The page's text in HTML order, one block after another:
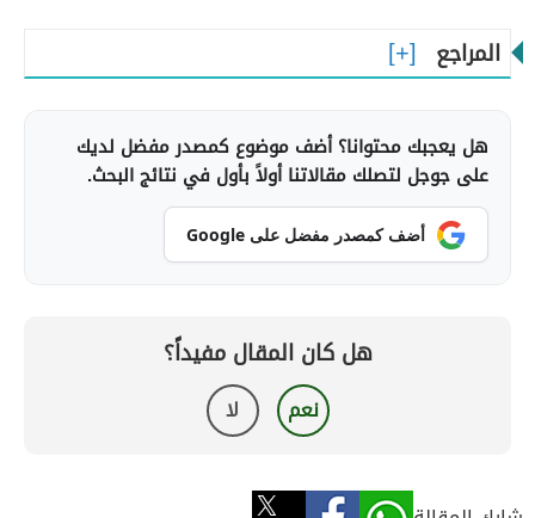
المراجع
هل يعجبك محتوانا؟ أضف موضوع كمصدر مفضل لديك
على جوجل لتصلك مقالاتنا أولاً بأول في نتائج البحث.
أضف كمصدر مفضل على Google
هل كان المقال مفيداً؟
نعم لا